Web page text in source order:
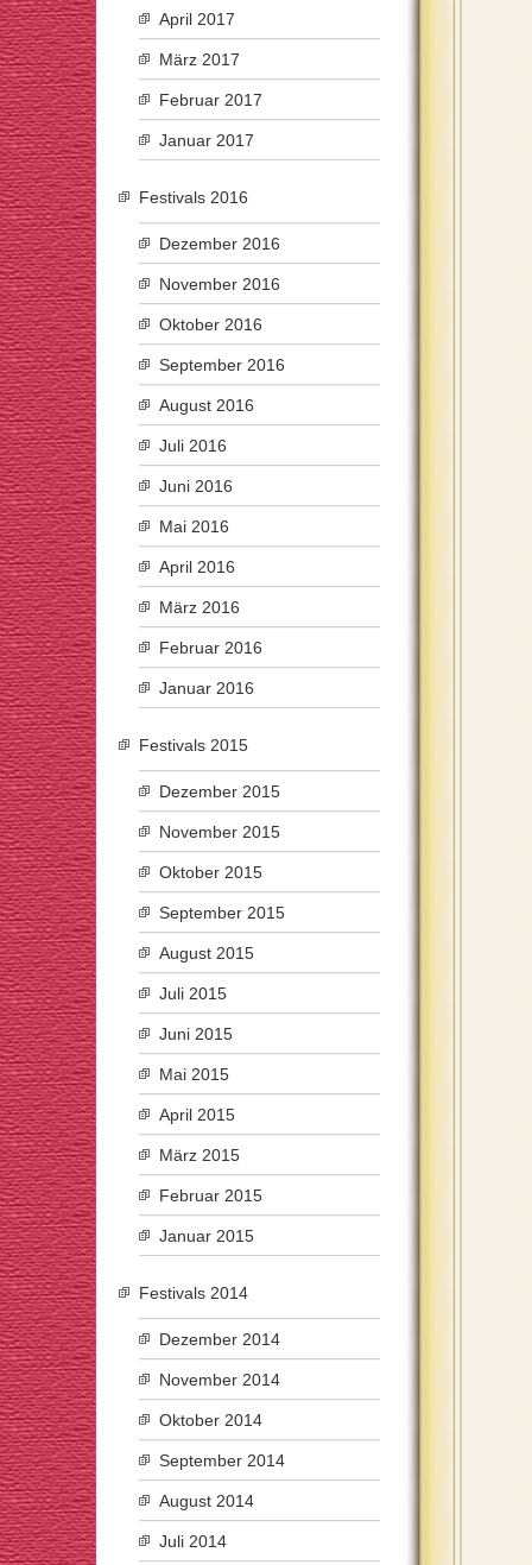
April 2017
März 2017
Februar 2017
Januar 2017
Festivals 2016
Dezember 2016
November 2016
Oktober 2016
September 2016
August 2016
Juli 2016
Juni 2016
Mai 2016
April 2016
März 2016
Februar 2016
Januar 2016
Festivals 2015
Dezember 2015
November 2015
Oktober 2015
September 2015
August 2015
Juli 2015
Juni 2015
Mai 2015
April 2015
März 2015
Februar 2015
Januar 2015
Festivals 2014
Dezember 2014
November 2014
Oktober 2014
September 2014
August 2014
Juli 2014